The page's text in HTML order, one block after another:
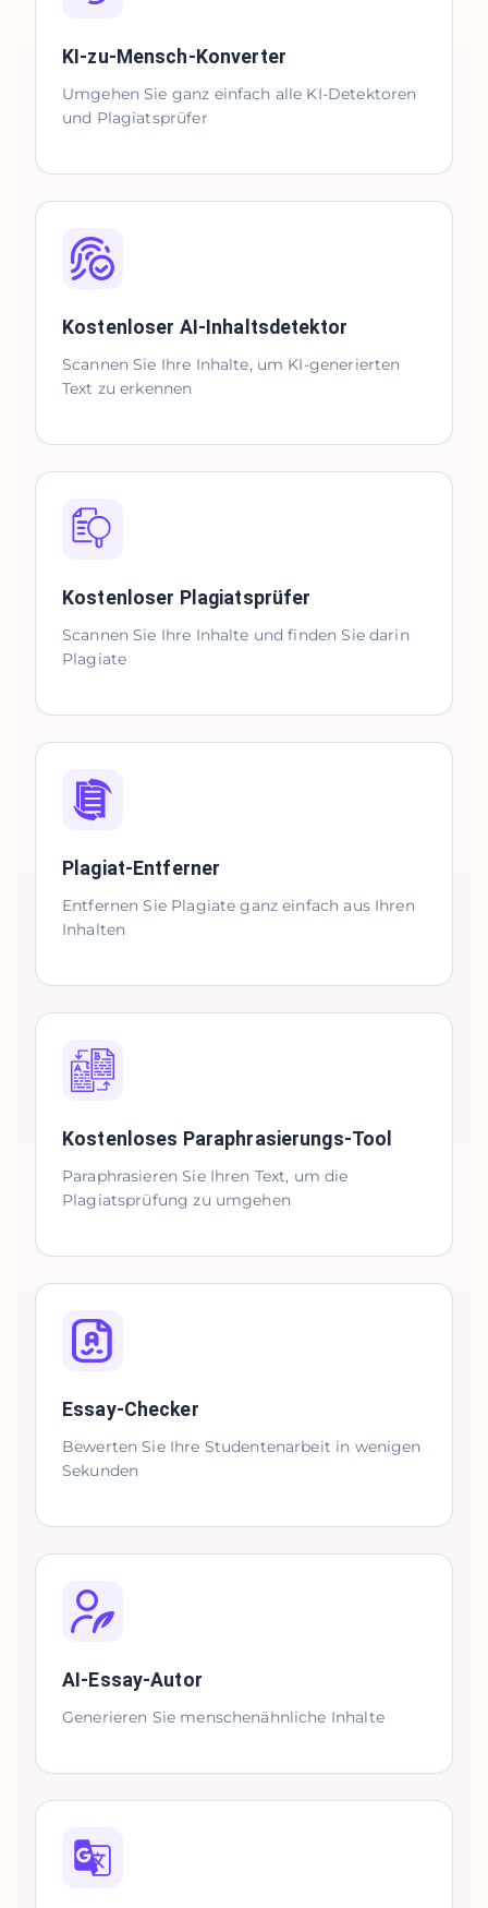
KI-zu-Mensch-Konverter
Umgehen Sie ganz einfach alle KI-Detektoren
und Plagiatsprüfer
Kostenloser AI-Inhaltsdetektor
Scannen Sie Ihre Inhalte, um KI-generierten
Text zu erkennen
Kostenloser Plagiatsprüfer
Scannen Sie Ihre Inhalte und finden Sie darin
Plagiate
Plagiat-Entferner
Entfernen Sie Plagiate ganz einfach aus Ihren
Inhalten
Kostenloses Paraphrasierungs-Tool
Paraphrasieren Sie Ihren Text, um die
Plagiatsprüfung zu umgehen
Essay-Checker
Bewerten Sie Ihre Studentenarbeit in wenigen
Sekunden
AI-Essay-Autor
Generieren Sie menschenähnliche Inhalte